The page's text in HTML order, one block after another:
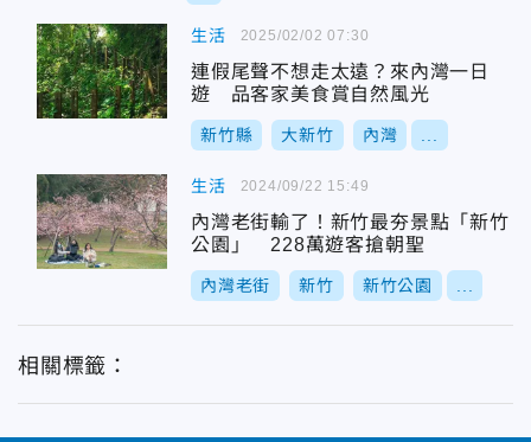
生活
連假尾聲不想走太遠？來內灣一日
遊 品客家美食賞自然風光
新竹縣 大新竹 內灣
2025/02/02 07:30
生活
內灣老街輸了！新竹最夯景點「新竹
公園」 228萬遊客搶朝聖
內灣老街 新竹 新竹公園
2024/09/22 15:49
相關標籤：